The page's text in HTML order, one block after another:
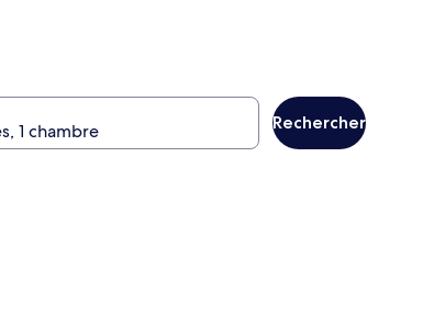
Rechercher